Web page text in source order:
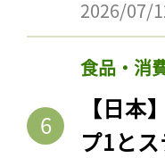
2026/07/
食品・消
【日
プ1と